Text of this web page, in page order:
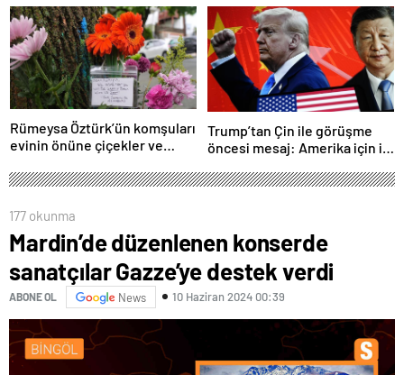
yakalanabilirsiniz’
Erdoğan ile görüşme
gerçekleştireceğiz
Rümeysa Öztürk’ün komşuları
evinin önüne çiçekler ve
Trump’tan Çin ile görüşme
öncesi mesaj: Amerika için iyi
177 okunma
Mardin’de düzenlenen konserde
sanatçılar Gazze’ye destek verdi
ABONE OL News 10 Haziran 2024 00:39